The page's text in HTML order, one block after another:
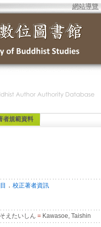
網站導覽
者規範資料
． 校正著者資訊
えたいしん = Kawasoe, Taishin